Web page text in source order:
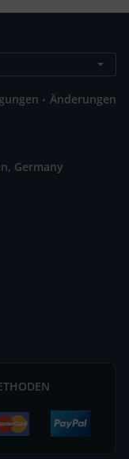
. Änderungen
Germany